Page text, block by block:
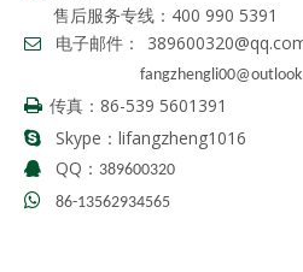
售后服务专线：400 990 5391
 电子邮件：
 传真： 86-539 5601391
 Skype：lifangzheng1016
 QQ： 389600320
 86-13562934565